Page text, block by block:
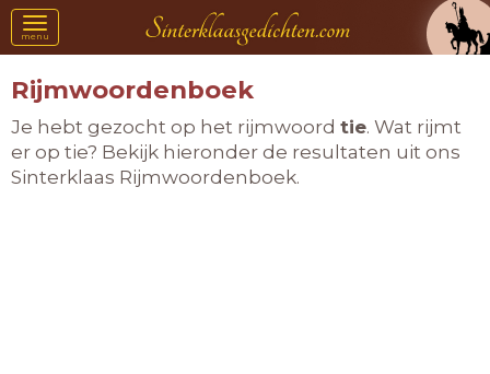
Toggle
navigation
menu
Rijmwoordenboek
Je hebt gezocht op het rijmwoord tie. Wat rijmt
er op tie? Bekijk hieronder de resultaten uit ons
Sinterklaas Rijmwoordenboek.